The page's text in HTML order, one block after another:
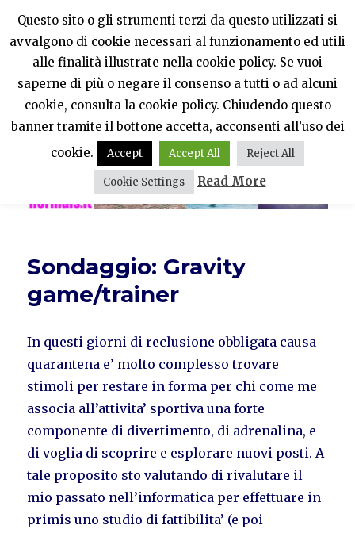
PercheNONEssereNormali?
MENU
Sondaggio: Gravity
game/trainer
In questi giorni di reclusione obbligata causa
quarantena e’ molto complesso trovare
stimoli per restare in forma per chi come me
associa all’attivita’ sportiva una forte
componente di divertimento, di adrenalina, e
di voglia di scoprire e esplorare nuovi posti. A
tale proposito sto valutando di rivalutare il
mio passato nell’informatica per effettuare in
primis uno studio di fattibilita’ (e poi
Questo sito o gli strumenti terzi da questo utilizzati si
avvalgono di cookie necessari al funzionamento ed utili
alle finalità illustrate nella cookie policy. Se vuoi
saperne di più o negare il consenso a tutti o ad alcuni
cookie, consulta la cookie policy. Chiudendo questo
banner tramite il bottone accetta, acconsenti all’uso dei
cookie.
Accept Accept All Reject All
Cookie Settings Read More